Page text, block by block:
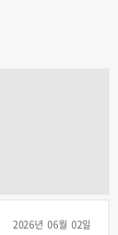
2026년 06월 02일